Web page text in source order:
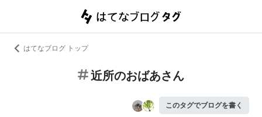
はてなブログ トップ
近所のおばあさん
このタグでブログを書く